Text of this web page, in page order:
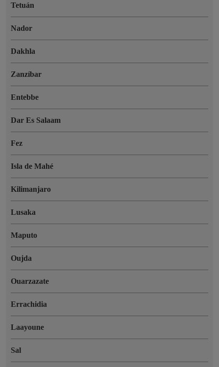
Tetuán
Nador
Dakhla
Zanzíbar
Entebbe
Dar Es Salaam
Fez
Isla de Mahé
Kilimanjaro
Lusaka
Maputo
Oujda
Ouarzazate
Errachidia
Laayoune
Sal